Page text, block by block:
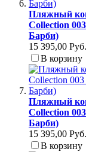
Пляжный
Collection
Барби)
15 395,00 Руб.
В корзину
Пляжный
Collection
Барби)
15 395,00 Руб.
В корзину